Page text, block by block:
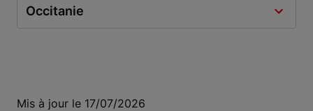
Occitanie
Mis à jour le 17/07/2026